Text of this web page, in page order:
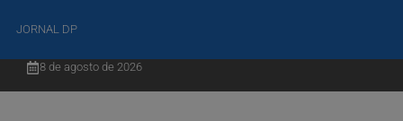
JORNAL DP
8 de agosto de 2026